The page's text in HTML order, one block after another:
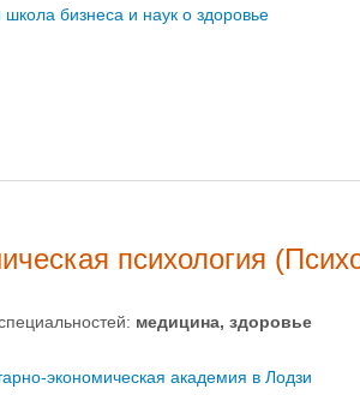
бизнеса и наук о здоровье
психология
медицина, здоровье
экономическая академия в Лодзи